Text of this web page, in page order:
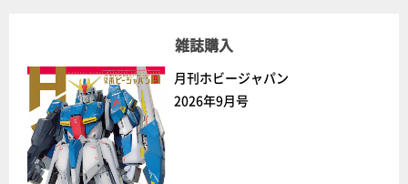
雑誌購入
月刊ホビージャパン
2026年9月号